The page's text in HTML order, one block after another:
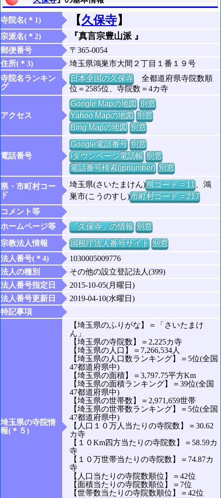
寺院名(＊1) 【久保寺】
宗派名(＊2) 『真言宗豊山派 』
郵便番号
〒365-0054
住所(＊3)
埼玉県鴻巣市大間２丁目１番１９号
寺院名ランキン
グ
日本全国の久保寺全都道府県寺院数順
位＝2585位、寺院数＝4カ寺
アクセス
Google Mapの地図 別窓
Yahoo Mapの地図 別窓
Bing Mapの地図 別窓
電話番号
Google電話番号 別窓
iタウンページ電話帳 別窓
電話番号検索(jpnumber) 別窓
県・市町村コー
ド
埼玉県(さいたまけん)県コード = 11、鴻
巣市(こうのすし)市町村コード = 217
コメント等
ホームページ等
「久保寺」の情報 別窓
宗教法人情報
国税庁法人番号サイト 別窓
法人番号(＊4)
1030005009776
法人の種別
その他の設立登記法人(399)
法人番号指定日
2015-10-05(月曜日)
法人番号更新日
2019-04-10(水曜日)
特記事項
埼玉県の寺院情
報(＊５)
【埼玉県のふりがな】＝「さいたまけ
ん」
【埼玉県の寺院数】＝2,225カ寺
【埼玉県の人口】＝7,266,534人
【埼玉県の人口数ランキング】＝5位(全国
47都道府県中)
【埼玉県の面積】＝3,797.75平方Km
【埼玉県の面積ランキング】＝39位(全国
47都道府県中)
【埼玉県の世帯数】＝2,971,659世帯
【埼玉県の世帯数ランキング】＝5位(全国
47都道府県中)
【人口１０万人当たりの寺院数】＝30.62
カ寺
【１０Km四方当たりの寺院数】＝58.59カ
寺
【１０万世帯当たりの寺院数】＝74.87カ
寺
【人口当たりの寺院数順位】＝42位
【面積当たりの寺院数順位】＝7位
【世帯数当たりの寺院数順位】＝42位